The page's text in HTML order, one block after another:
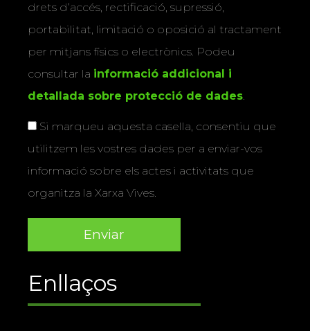
drets d’accés, rectificació, supressió,
portabilitat, limitació o oposició al tractament
per mitjans físics o electrònics. Podeu
consultar la informació addicional i
detallada sobre protecció de dades.
Si marqueu aquesta casella, consentiu que
utilitzem les vostres dades per a enviar-vos
informació sobre els actes i activitats que
organitza la Xarxa Vives.
Enllaços